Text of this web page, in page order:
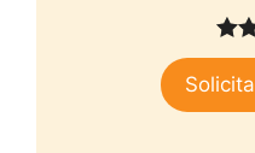
3.00
de